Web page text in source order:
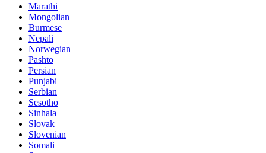
Marathi
Mongolian
Burmese
Nepali
Norwegian
Pashto
Persian
Punjabi
Serbian
Sesotho
Sinhala
Slovak
Slovenian
Somali